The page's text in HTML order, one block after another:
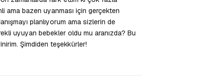
ama bazen uyanması için gerçekten
planlıyorum ama sizlerin de
uyuyan bebekler oldu mu aranızda? Bu
Şimdiden teşekkürler!